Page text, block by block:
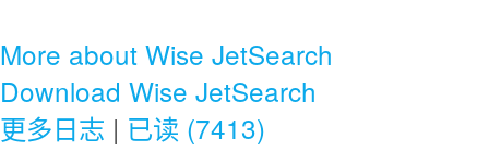
More about Wise JetSearch
Download Wise JetSearch
更多日志 | 已读 (7413)